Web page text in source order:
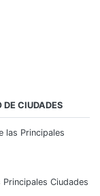
DE CIUDADES
las Principales
Ciudades